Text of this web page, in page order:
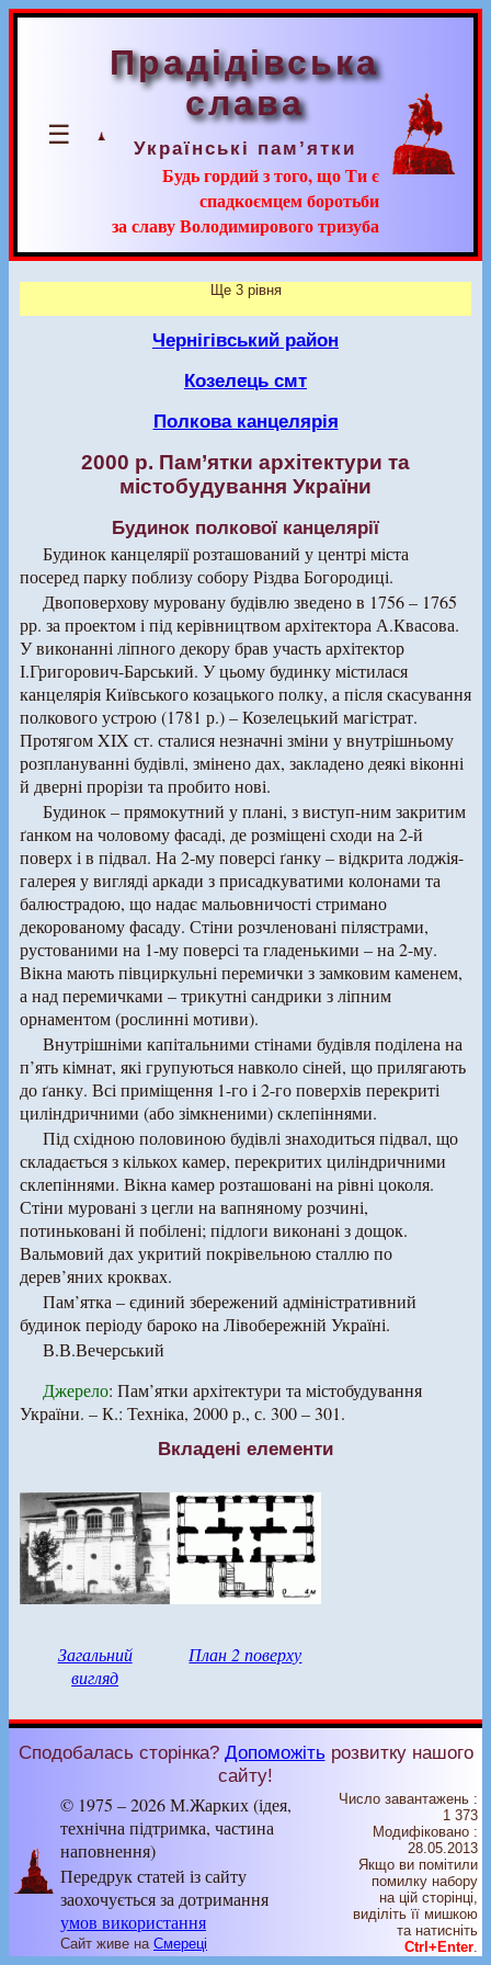
☰
Прадідівська
слава
Українські пам’ятки
Будь гордий з того, що Ти є
спадкоємцем боротьби
за славу Володимирового тризуба
Ще 3 рівня
Чернігівський район
Козелець смт
Полкова канцелярія
2000 р. Пам’ятки архітектури та
містобудування України
Будинок полкової канцелярії
Будинок канцелярії розташований у центрі міста
посеред парку поблизу собору Різдва Богородиці.
Двоповерхову муровану будівлю зведено в 1756 – 1765
рр. за проектом і під керівництвом архітектора А.Квасова.
У виконанні ліпного декору брав участь архітектор
І.Григорович-Барський. У цьому будинку містилася
канцелярія Київського козацького полку, а після скасування
полкового устрою (1781 р.) – Козелецький магістрат.
Протягом XIX ст. сталися незначні зміни у внутрішньому
розплануванні будівлі, змінено дах, закладено деякі віконні
й дверні прорізи та пробито нові.
Будинок – прямокутний у плані, з виступ-ним закритим
ґанком на чоловому фасаді, де розміщені сходи на 2-й
поверх і в підвал. На 2-му поверсі ґанку – відкрита лоджія-
галерея у вигляді аркади з присадкуватими колонами та
балюстрадою, що надає мальовничості стримано
декорованому фасаду. Стіни розчленовані пілястрами,
рустованими на 1-му поверсі та гладенькими – на 2-му.
Вікна мають півциркульні перемички з замковим каменем,
а над перемичками – трикутні сандрики з ліпним
орнаментом (рослинні мотиви).
Внутрішніми капітальними стінами будівля поділена на
п’ять кімнат, які групуються навколо сіней, що прилягають
до ґанку. Всі приміщення 1-го і 2-го поверхів перекриті
циліндричними (або зімкненими) склепіннями.
Під східною половиною будівлі знаходиться підвал, що
складається з кількох камер, перекритих циліндричними
склепіннями. Вікна камер розташовані на рівні цоколя.
Стіни муровані з цегли на вапняному розчині,
потиньковані й побілені; підлоги виконані з дощок.
Вальмовий дах укритий покрівельною сталлю по
дерев’яних кроквах.
Пам’ятка – єдиний збережений адміністративний
будинок періоду бароко на Лівобережній Україні.
В.В.Вечерський
Джерело: Пам’ятки архітектури та містобудування
України. – К.: Техніка, 2000 р., с. 300 – 301.
Вкладені елементи
Загальний
вигляд
План 2 поверху
Сподобалась сторінка? Допоможіть розвитку нашого
сайту!
© 1975 – 2026 М.Жарких (ідея,
технічна підтримка, частина
наповнення)
Передрук статей із сайту
заохочується за дотримання
умов використання
Сайт живе на Смереці
Число завантажень :
1 373
Модифіковано :
28.05.2013
Якщо ви помітили
помилку набору
на цiй сторiнцi,
видiлiть її мишкою
та натисніть
Ctrl+Enter.